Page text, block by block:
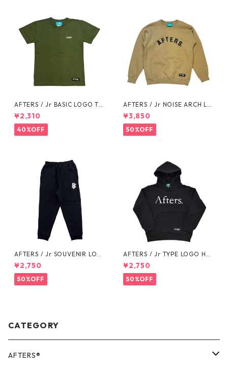
AFTERS / Jr BASIC LOGO TE
E
¥2,310
40%OFF
AFTERS / Jr NOISE ARCH LO
GO SWEAT
¥3,850
50%OFF
AFTERS / Jr SOUVENIR LOG
O SWEAT PANTS
¥2,750
50%OFF
AFTERS / Jr TYPE LOGO HO
ODIE
¥2,750
50%OFF
CATEGORY
AFTERS®️